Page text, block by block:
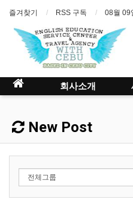
즐겨찾기 RSS 구독 08월 09
회사소개
New Post